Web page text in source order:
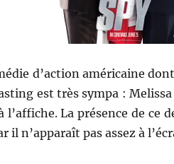
d’action américaine
est très sympa :
l’affiche. La présence de ce
il n’apparaît pas assez à